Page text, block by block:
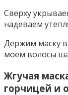
Сверху
надеваем
Держим маску
моем волосы
Жгучая
горчицей и